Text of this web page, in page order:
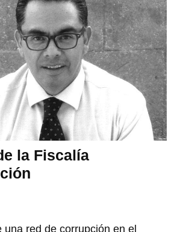
la Fiscalía
una red de corrupción en el